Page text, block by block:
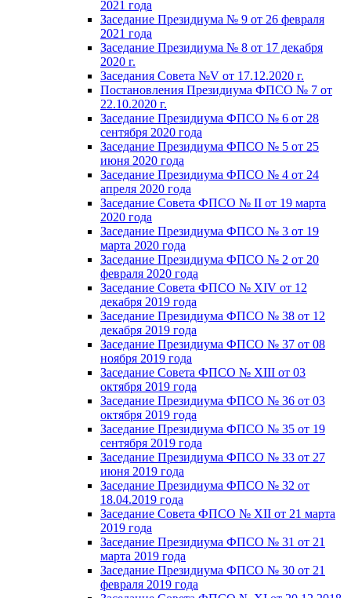
2021 года
Заседание Президиума № 9 от 26 февраля
2021 года
Заседание Президиума № 8 от 17 декабря
2020 г.
Заседания Совета №V от 17.12.2020 г.
Постановления Президиума ФПСО № 7 от
22.10.2020 г.
Заседание Президиума ФПСО № 6 от 28
сентября 2020 года
Заседание Президиума ФПСО № 5 от 25
июня 2020 года
Заседание Президиума ФПСО № 4 от 24
апреля 2020 года
Заседание Совета ФПСО № II от 19 марта
2020 года
Заседание Президиума ФПСО № 3 от 19
марта 2020 года
Заседание Президиума ФПСО № 2 от 20
февраля 2020 года
Заседание Совета ФПСО № XIV от 12
декабря 2019 года
Заседание Президиума ФПСО № 38 от 12
декабря 2019 года
Заседание Президиума ФПСО № 37 от 08
ноября 2019 года
Заседание Совета ФПСО № XIII от 03
октября 2019 года
Заседание Президиума ФПСО № 36 от 03
октября 2019 года
Заседание Президиума ФПСО № 35 от 19
сентября 2019 года
Заседание Президиума ФПСО № 33 от 27
июня 2019 года
Заседание Президиума ФПСО № 32 от
18.04.2019 года
Заседание Совета ФПСО № XII от 21 марта
2019 года
Заседание Президиума ФПСО № 31 от 21
марта 2019 года
Заседание Президиума ФПСО № 30 от 21
февраля 2019 года